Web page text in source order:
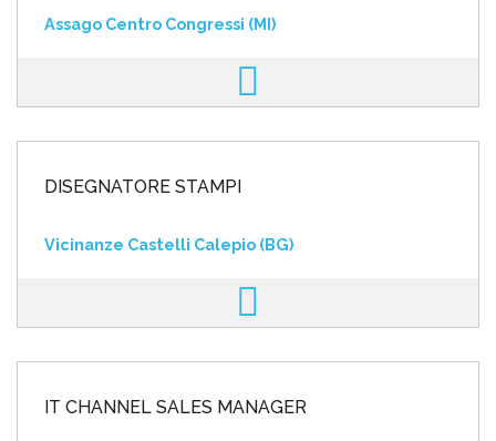
Assago Centro Congressi (MI)
DISEGNATORE STAMPI
Vicinanze Castelli Calepio (BG)
IT CHANNEL SALES MANAGER